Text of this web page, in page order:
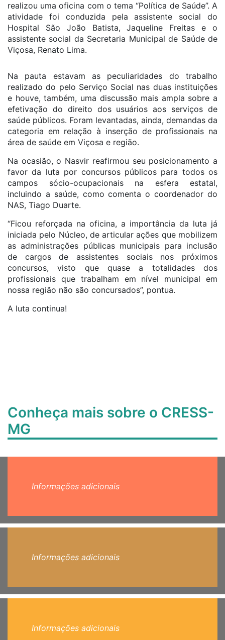
realizou uma oficina com o tema “Política de Saúde”. A
atividade foi conduzida pela assistente social do
Hospital São João Batista, Jaqueline Freitas e o
assistente social da Secretaria Municipal de Saúde de
Viçosa, Renato Lima.
Na pauta estavam as peculiaridades do trabalho
realizado do pelo Serviço Social nas duas instituições
e houve, também, uma discussão mais ampla sobre a
efetivação do direito dos usuários aos serviços de
saúde públicos. Foram levantadas, ainda, demandas da
categoria em relação à inserção de profissionais na
área de saúde em Viçosa e região.
Na ocasião, o Nasvir reafirmou seu posicionamento a
favor da luta por concursos públicos para todos os
campos sócio-ocupacionais na esfera estatal,
incluindo a saúde, como comenta o coordenador do
NAS, Tiago Duarte.
“Ficou reforçada na oficina, a importância da luta já
iniciada pelo Núcleo, de articular ações que mobilizem
as administrações públicas municipais para inclusão
de cargos de assistentes sociais nos próximos
concursos, visto que quase a totalidades dos
profissionais que trabalham em nível municipal em
nossa região não são concursados”, pontua.
A luta continua!
Conheça mais sobre o CRESS-
MG
Informações adicionais
Informações adicionais
Informações adicionais